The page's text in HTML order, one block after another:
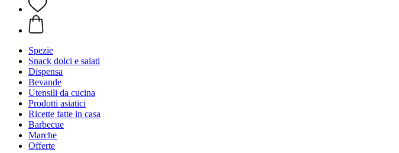
Spezie
Snack dolci e salati
Dispensa
Bevande
Utensili da cucina
Prodotti asiatici
Ricette fatte in casa
Barbecue
Marche
Offerte